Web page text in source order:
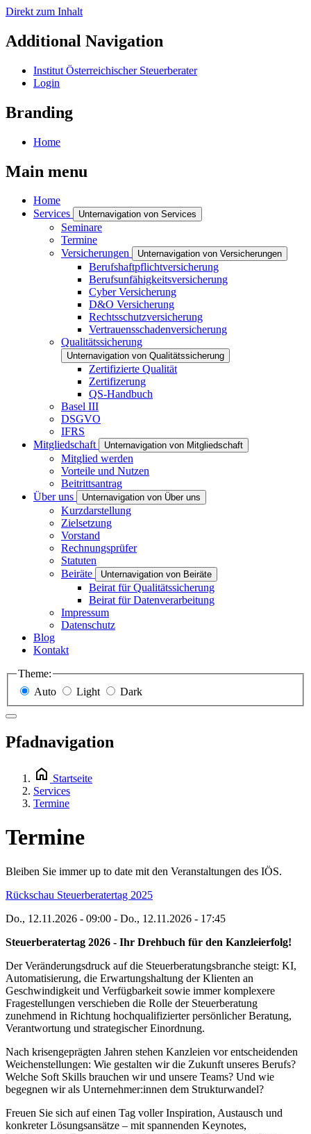
Direkt zum Inhalt
Additional Navigation
Institut Österreichischer Steuerberater
Login
Branding
Home
Main menu
Home
Services
Unternavigation von Services
Seminare
Termine
Versicherungen
Unternavigation von Versicherungen
Berufshaftpflichtversicherung
Berufsunfähigkeitsversicherung
Cyber Versicherung
D&O Versicherung
Rechtsschutzversicherung
Vertrauensschadenversicherung
Qualitätssicherung
Unternavigation von Qualitätssicherung
Zertifizierte Qualität
Zertifizerung
QS-Handbuch
Basel III
DSGVO
IFRS
Mitgliedschaft
Unternavigation von Mitgliedschaft
Mitglied werden
Vorteile und Nutzen
Beitrittsantrag
Über uns
Unternavigation von Über uns
Kurzdarstellung
Zielsetzung
Vorstand
Rechnungsprüfer
Statuten
Beiräte
Unternavigation von Beiräte
Beirat für Qualitätssicherung
Beirat für Datenverarbeitung
Impressum
Datenschutz
Blog
Kontakt
Theme:
Auto
Light Dark
Pfadnavigation
Startseite
Services
Termine
Termine
Bleiben Sie immer up to date mit den Veranstaltungen des IÖS.
Rückschau Steuerberatertag 2025
Do., 12.11.2026 - 09:00 - Do., 12.11.2026 - 17:45
Steuerberatertag 2026 - Ihr Drehbuch für den Kanzleierfolg!
Der Veränderungsdruck auf die Steuerberatungsbranche steigt: KI,
Automatisierung, die Erwartungshaltung der Klienten an
Geschwindigkeit und Verfügbarkeit sowie immer komplexere
Fragestellungen verschieben die Rolle der Steuerberatung
zunehmend in Richtung hochqualifizierter persönlicher Beratung,
Verantwortung und strategischer Einordnung.
Nach krisengeprägten Jahren stehen Kanzleien vor entscheidenden
Weichenstellungen: Wie gestalten wir die Zukunft unseres Berufs?
Welche Soft Skills brauchen wir und unsere Teams? Und wie
begegnen wir als Unternehmer:innen dem Strukturwandel?
Freuen Sie sich auf einen Tag voller Inspiration, Austausch und
konkreter Lösungsansätze – mit spannenden Keynotes,